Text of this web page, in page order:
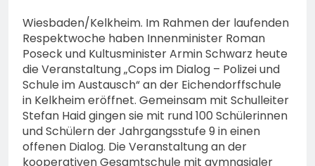
Wiesbaden/Kelkheim. Im Rahmen der laufenden
Respektwoche haben Innenminister Roman
Poseck und Kultusminister Armin Schwarz heute
die Veranstaltung „Cops im Dialog – Polizei und
Schule im Austausch“ an der Eichendorffschule
in Kelkheim eröffnet. Gemeinsam mit Schulleiter
Stefan Haid gingen sie mit rund 100 Schülerinnen
und Schülern der Jahrgangsstufe 9 in einen
offenen Dialog. Die Veranstaltung an der
kooperativen Gesamtschule mit gymnasialer